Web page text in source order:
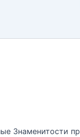
Знаменитости